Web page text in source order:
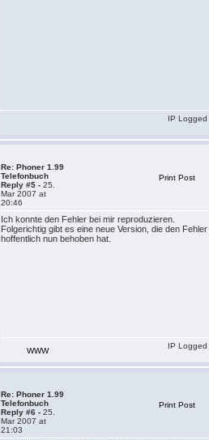
IP Logged
Re: Phoner 1.99
Telefonbuch
Reply #5 - 25.
Mar 2007 at
20:46
Print Post
Ich konnte den Fehler bei mir reproduzieren.
Folgerichtig gibt es eine neue Version, die den Fehler
hoffentlich nun behoben hat.
WWW
IP Logged
Re: Phoner 1.99
Telefonbuch
Reply #6 - 25.
Mar 2007 at
21:03
Print Post